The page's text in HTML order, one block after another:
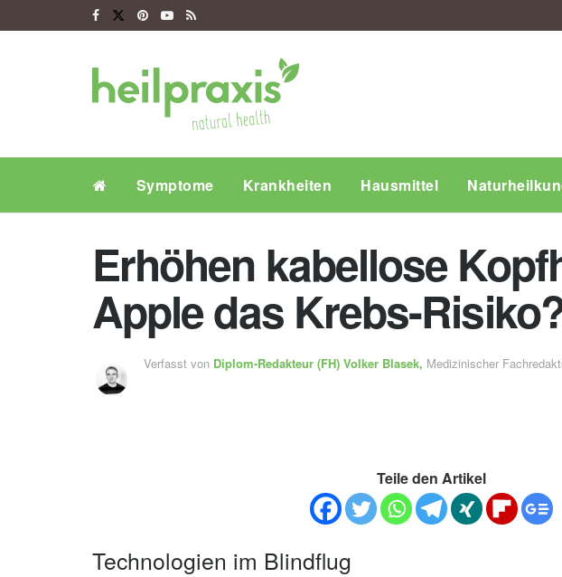
Symptome Krankheiten Hausmittel
Erhöhen kabellose
Apple das Krebs-
Verfasst von Diplom-Redakteur (FH) Volker Blasek, Medizinischer
Teile den Artikel
Technologien im Blindflug